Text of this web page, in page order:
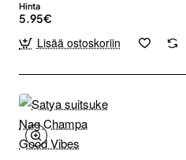
Hinta
5.95€
Lisää ostoskoriin